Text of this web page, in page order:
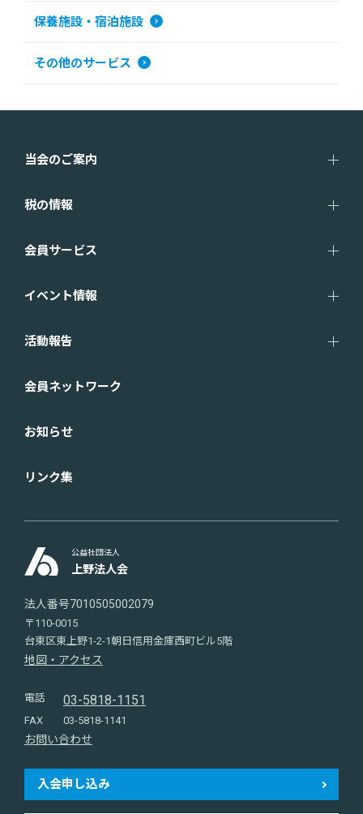
保養施設・宿泊施設
その他のサービス
公益社団法人
上野法人会
法人番号7010505002079
〒110-0015
台東区東上野1-2-1朝日信用金庫西町ビル5階
地図・アクセス
電話 03-5818-1151
FAX 03-5818-1141
お問い合わせ
入会申し込み
当会のご案内
税の情報
会員サービス
イベント情報
活動報告
会員ネットワーク
お知らせ
リンク集